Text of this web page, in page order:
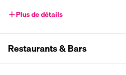
Plus de détails
Restaurants & Bars